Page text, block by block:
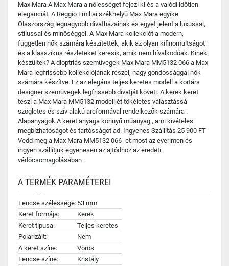
Max Mara A Max Mara a nőiességet fejezi ki és a valódi időtlen
eleganciát. A Reggio Emiliai székhelyű Max Mara egyike
Olaszország legnagyobb divatházainak és egyet jelent a luxussal,
stílussal és minőséggel. A Max Mara kollekciót a modern,
független nők számára készítették, akik az olyan kifinomultságot
és a klasszikus részleteket keresik, amik nem hívalkodóak. Kinek
készültek? A dioptriás szemüvegek Max Mara MM5132 066 a Max
Mara legfrissebb kollekciójának részei, nagy gondossággal nők
számára készítve. Ez az elegáns teljes keretes modell a kortárs
designer szemüvegek legfrissebb divatját követi. A kerek keret
teszi a Max Mara MM5132 modelljét tökéletes választássá
szögletes és szív alakú arcformával rendelkezők számára .
Alapanyagok A keret anyaga könnyű műanyag , ami kivételes
megbízhatóságot és tartósságot ad. Ingyenes Szállítás 25 900 FT
Vedd meg a Max Mara MM5132 066 -et most az eyerimen és
ingyen szállítjuk egyenesen az ajtódhoz az eredeti
védőcsomagolásában .
A TERMÉK PARAMÉTEREI
Lencse szélessége: 53 mm
Keret formája:
Kerek
Keret típusa:
Teljes keretes
Polarizált:
Nem
A keret színe:
Vörös
Lencse színe:
Kristály